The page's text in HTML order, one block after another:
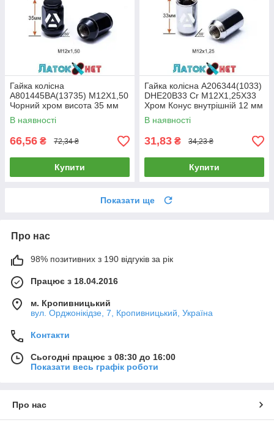
Гайка колісна
A801445BA(13735) M12X1,50
Чорний хром висота 35 мм
Конус з виступом закритий
ключ 19 мм
В наявності
66,56 ₴ 72,34 ₴
Купити
Гайка колісна A206344(1033)
DHE20B33 Cr M12X1,25X33
Хром Конус внутрішній 12 мм
шестигранник діаметр 20 мм
В наявності
31,83 ₴ 34,23 ₴
Купити
Показати ще
Про нас
98% позитивних з 190 відгуків за рік
Працює з 18.04.2016
м. Кропивницький
вул. Орджонікідзе, 7, Кропивницький, Україна
Контакти
Сьогодні працює з 08:30 до 16:00
Показати весь графік роботи
Про нас